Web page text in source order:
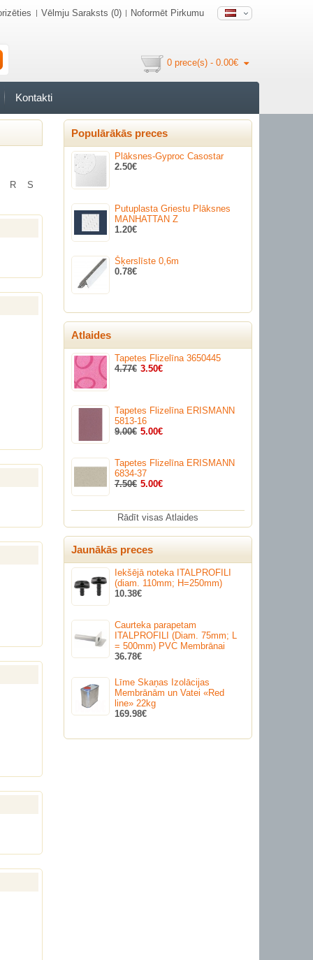
Vēlmju Saraksts (0) Noformēt Pirkumu
0 prece(s) - 0.00€
Kontakti
R
S
Populārākās preces
Plāksnes-Gyproc Casostar
2.50€
Putuplasta Griestu Plāksnes
MANHATTAN Z
1.20€
Šķerslīste 0,6m
0.78€
Atlaides
Tapetes Flizelīna 3650445
4.77€ 3.50€
Tapetes Flizelīna ERISMANN
5813-16
9.00€ 5.00€
Tapetes Flizelīna ERISMANN
6834-37
7.50€ 5.00€
Rādīt visas Atlaides
Jaunākās preces
Iekšējā noteka ITALPROFILI
(diam. 110mm; H=250mm)
10.38€
Caurteka parapetam
ITALPROFILI (Diam. 75mm; L
= 500mm) PVC Membrānai
36.78€
Līme Skaņas Izolācijas
Membrānām un Vatei «Red
line» 22kg
169.98€